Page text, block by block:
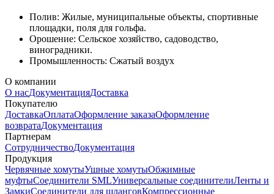
Полив: Жилые, муниципальные объекты, спортивные
площадки, поля для гольфа.
Орошение: Сельское хозяйство, садоводство,
виноградники.
Промышленность: Сжатый воздух
О компании
О насДокументацияДоставка
Покупателю
ДоставкаОплатаОформление заказаОформление
возвратаДокументация
Партнерам
СотрудничествоДокументация
Продукция
Червячные хомутыУшные хомутыОбжимные
муфтыСоединители SMLУниверсальные соединителиЛенты и
ЗамкиСоединители для шланговКомпрессионные